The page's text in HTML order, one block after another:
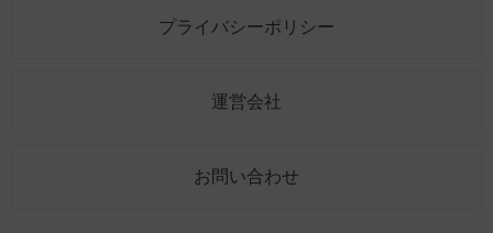
プライバシーポリシー
運営会社
お問い合わせ